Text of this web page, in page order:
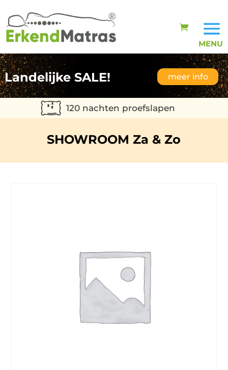
Landelijke SALE! meer info
120 nachten proefslapen
SHOWROOM Za & Zo